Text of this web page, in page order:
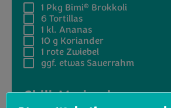
1 Pkg Bimi® Brokkoli
6 Tortillas
1 kl. Ananas
10 g Koriander
1 rote Zwiebel
ggf. etwas Sauerrahm
Chili-Marinade